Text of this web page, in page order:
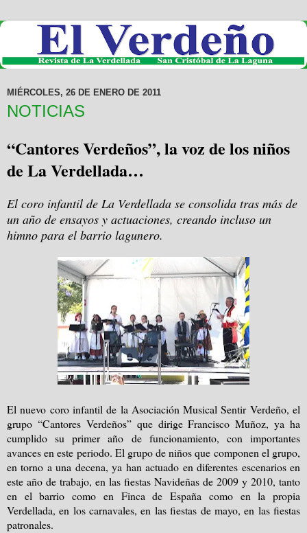
MIÉRCOLES, 26 DE ENERO DE 2011
NOTICIAS
“Cantores Verdeños”, la voz de los niños
de La Verdellada…
El coro infantil de La Verdellada se consolida tras más de
un año de ensayos y actuaciones, creando incluso un
himno para el barrio lagunero.
El nuevo coro infantil de la Asociación Musical Sentir Verdeño, el
grupo “Cantores Verdeños” que dirige Francisco Muñoz, ya ha
cumplido su primer año de funcionamiento, con importantes
avances en este periodo. El grupo de niños que componen el grupo,
en torno a una decena, ya han actuado en diferentes escenarios en
este año de trabajo, en las fiestas Navideñas de 2009 y 2010, tanto
en el barrio como en Finca de España como en la propia
Verdellada, en los carnavales, en las fiestas de mayo, en las fiestas
patronales.